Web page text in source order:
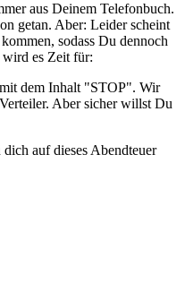
aus Deinem Telefonbuch.
getan. Aber: Leider scheint
sodass Du dennoch
es Zeit für:
dem Inhalt "STOP". Wir
Aber sicher willst Du
auf dieses Abendteuer